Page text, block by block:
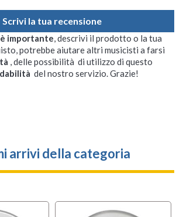
Scrivi la tua recensione
importante, descrivi il prodotto o la tua
potrebbe aiutare altri musicisti a farsi
, delle possibilità di utilizzo di questo
del nostro servizio. Grazie!
arrivi della categoria